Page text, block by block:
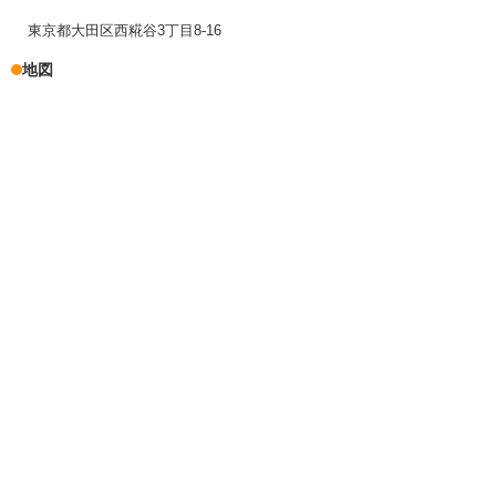
東京都大田区西糀谷3丁目8-16
地図